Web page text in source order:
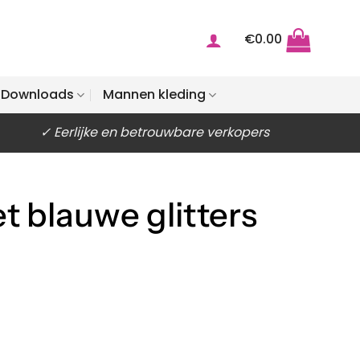
€0.00
Downloads Mannen kleding
✓ Eerlijke en betrouwbare verkopers
blauwe glitters